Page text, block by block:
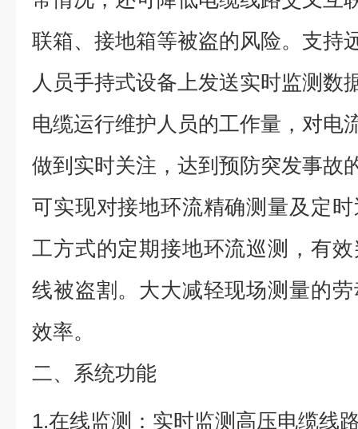
联箱、接地箱等被盗的风险。支持
人员手持式设备上发送实时监测数
电缆运行维护人员的工作量，对电
做到实时关注，达到预防突发事故
可实现对接地环流精确测量及定
工方式的定期接地环流巡测，有
线被盗割。大大减轻现场测量的
效率。
二、系统功能
1.在线监测：实时监测高压电缆线